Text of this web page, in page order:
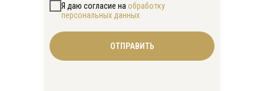
Я даю согласие на обработку
персональных данных
ОТПРАВИТЬ